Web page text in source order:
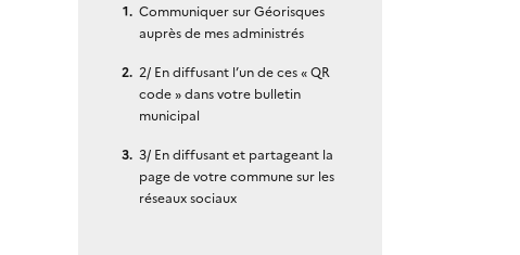
Communiquer sur Géorisques
auprès de mes administrés
2/ En diffusant l’un de ces « QR
code » dans votre bulletin
municipal
3/ En diffusant et partageant la
page de votre commune sur les
réseaux sociaux